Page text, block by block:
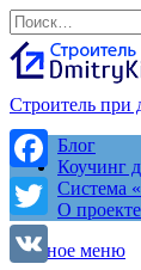
Перейти
к
содержанию
Search
for:
Строитель при
Блог
Коучинг
Система
О проекте
Главное меню
Facebook
Twitter